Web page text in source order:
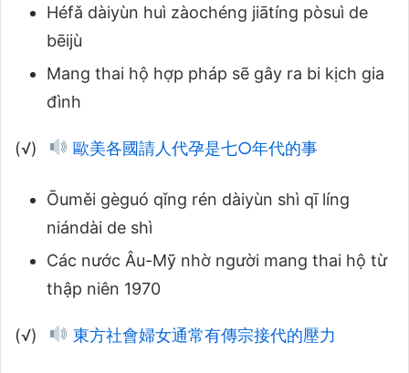
Héfǎ dàiyùn huì zàochéng jiātíng pòsuì de
bēijù
Mang thai hộ hợp pháp sẽ gây ra bi kịch gia
đình
(√) 歐美各國請人代孕是七○年代的事
Ōuměi gèguó qǐng rén dàiyùn shì qī líng
niándài de shì
Các nước Âu-Mỹ nhờ người mang thai hộ từ
thập niên 1970
(√) 東方社會婦女通常有傳宗接代的壓力